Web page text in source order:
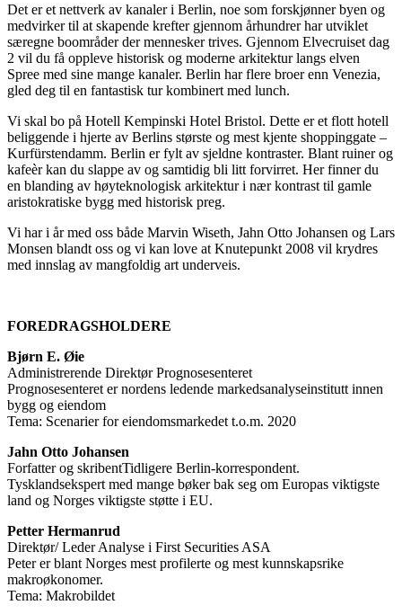
Det er et nettverk av kanaler i Berlin, noe som forskjønner byen og
medvirker til at skapende krefter gjennom århundrer har utviklet
særegne boområder der mennesker trives. Gjennom Elvecruiset dag
2 vil du få oppleve historisk og moderne arkitektur langs elven
Spree med sine mange kanaler. Berlin har flere broer enn Venezia,
gled deg til en fantastisk tur kombinert med lunch.
Vi skal bo på Hotell Kempinski Hotel Bristol. Dette er et flott hotell
beliggende i hjerte av Berlins største og mest kjente shoppinggate –
Kurfürstendamm. Berlin er fylt av sjeldne kontraster. Blant ruiner og
kafeèr kan du slappe av og samtidig bli litt forvirret. Her finner du
en blanding av høyteknologisk arkitektur i nær kontrast til gamle
aristokratiske bygg med historisk preg.
Vi har i år med oss både Marvin Wiseth, Jahn Otto Johansen og Lars
Monsen blandt oss og vi kan love at Knutepunkt 2008 vil krydres
med innslag av mangfoldig art underveis.
FOREDRAGSHOLDERE
Bjørn E. Øie
Administrerende Direktør Prognosesenteret
Prognosesenteret er nordens ledende markedsanalyseinstitutt innen
bygg og eiendom
Tema: Scenarier for eiendomsmarkedet t.o.m. 2020
Jahn Otto Johansen
Forfatter og skribentTidligere Berlin-korrespondent.
Tysklandsekspert med mange bøker bak seg om Europas viktigste
land og Norges viktigste støtte i EU.
Petter Hermanrud
Direktør/ Leder Analyse i First Securities ASA
Peter er blant Norges mest profilerte og mest kunnskapsrike
makroøkonomer.
Tema: Makrobildet